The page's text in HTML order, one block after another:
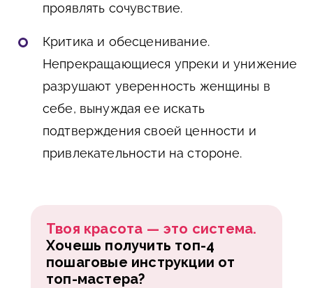
проявлять сочувствие.
Критика и обесценивание.
Непрекращающиеся упреки и унижение
разрушают уверенность женщины в
себе, вынуждая ее искать
подтверждения своей ценности и
привлекательности на стороне.
Твоя красота — это система.
Хочешь получить топ-4
пошаговые инструкции от
топ-мастера?